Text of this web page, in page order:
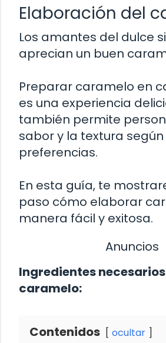
Elaboración del
Los amantes del dulce
aprecian un buen
Preparar caramelo en
es una experiencia
también permite
sabor y la textura según
preferencias.
En esta guía, te
paso cómo elaborar
manera fácil y exitosa.
Anuncios
Ingredientes
caramelo:
Contenidos ocultar